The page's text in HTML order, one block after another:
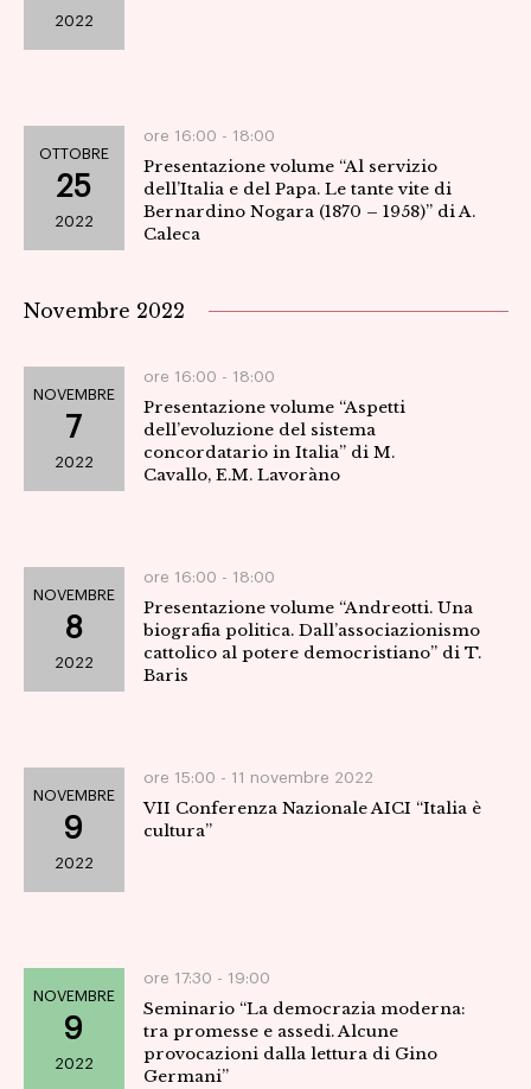
2022
OTTOBRE
25
2022
ore 16:00 - 18:00
Presentazione volume “Al servizio
dell’Italia e del Papa. Le tante vite di
Bernardino Nogara (1870 – 1958)” di A.
Caleca
Novembre 2022
NOVEMBRE
7
2022
ore 16:00 - 18:00
Presentazione volume “Aspetti
dell’evoluzione del sistema
concordatario in Italia” di M.
Cavallo, E.M. Lavoràno
NOVEMBRE
8
2022
ore 16:00 - 18:00
Presentazione volume “Andreotti. Una
biografia politica. Dall’associazionismo
cattolico al potere democristiano” di T.
Baris
NOVEMBRE
9
2022
ore 15:00 - 11 novembre 2022
VII Conferenza Nazionale AICI “Italia è
cultura”
NOVEMBRE
9
2022
ore 17:30 - 19:00
Seminario “La democrazia moderna:
tra promesse e assedi. Alcune
provocazioni dalla lettura di Gino
Germani”